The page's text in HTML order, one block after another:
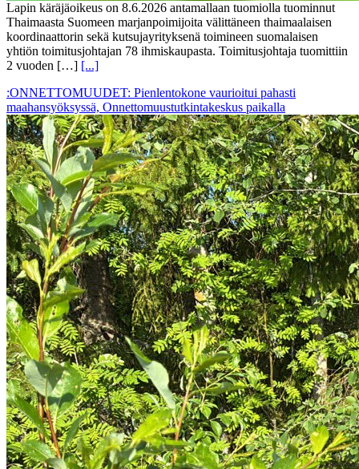
Lapin käräjäoikeus on 8.6.2026 antamallaan tuomiolla tuominnut
Thaimaasta Suomeen marjanpoimijoita välittäneen thaimaalaisen
koordinaattorin sekä kutsujayrityksenä toimineen suomalaisen
yhtiön toimitusjohtajan 78 ihmiskaupasta. Toimitusjohtaja tuomittiin
2 vuoden […] [...]
:ONNETTOMUUDET: Pienlentokone vaurioitui pahasti
maahansyöksyssä, Onnettomuustutkintakeskus paikalla